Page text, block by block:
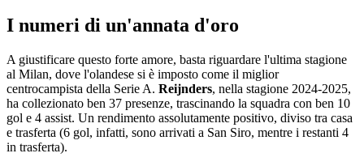
I numeri di un'annata d'oro
A giustificare questo forte amore, basta riguardare l'ultima stagione
al Milan, dove l'olandese si è imposto come il miglior
centrocampista della Serie A. Reijnders, nella stagione 2024-2025,
ha collezionato ben 37 presenze, trascinando la squadra con ben 10
gol e 4 assist. Un rendimento assolutamente positivo, diviso tra casa
e trasferta (6 gol, infatti, sono arrivati a San Siro, mentre i restanti 4
in trasferta).